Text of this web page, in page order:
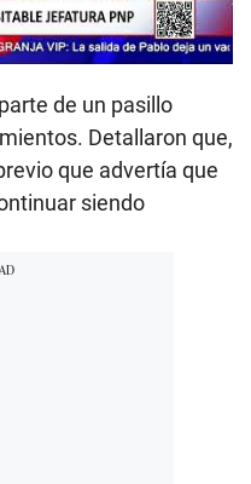
de un pasillo
Detallaron que,
que advertía que
siendo